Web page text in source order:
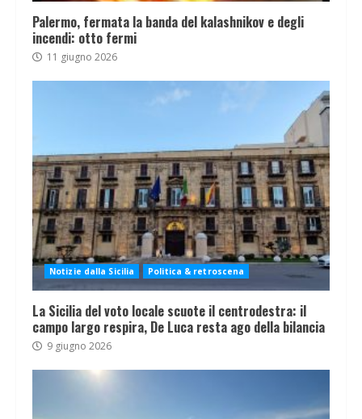
Palermo, fermata la banda del kalashnikov e degli
incendi: otto fermi
11 giugno 2026
Notizie dalla Sicilia Politica & retroscena
La Sicilia del voto locale scuote il centrodestra: il
campo largo respira, De Luca resta ago della bilancia
9 giugno 2026